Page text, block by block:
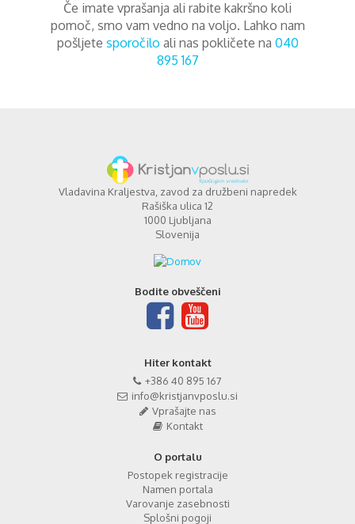
Če imate vprašanja ali rabite kakršno koli
pomoč, smo vam vedno na voljo. Lahko nam
pošljete sporočilo ali nas pokličete na 040
895 167
Vladavina Kraljestva, zavod za družbeni napredek
Rašiška ulica 12
1000 Ljubljana
Slovenija
Bodite obveščeni
Hiter kontakt
+386 40 895 167
info@kristjanvposlu.si
Vprašajte nas
Kontakt
O portalu
Postopek registracije
Namen portala
Varovanje zasebnosti
Splošni pogoji